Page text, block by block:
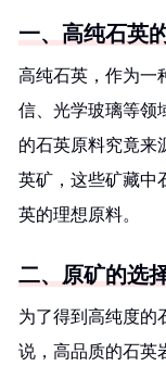
一、高纯石英
高纯石英，作为一
信、光学玻璃等领
的石英原料究竟来
英矿，这些矿藏中
英的理想原料。
二、原矿的选
为了得到高纯度的
说，高品质的石英